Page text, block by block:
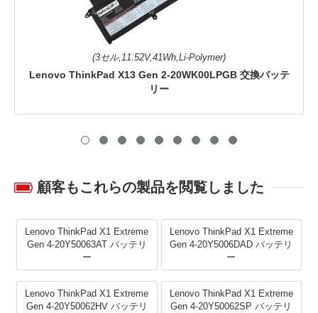
(3セル,11.52V,41Wh,Li-Polymer)
Lenovo ThinkPad X13 Gen 2-20WK00LPGB 交換バッテ
リー
顧客もこれらの製品を閲覧しました
Lenovo ThinkPad X1 Extreme
Gen 4-20Y50063AT バッテリ
ー
Lenovo ThinkPad X1 Extreme
Gen 4-20Y5006DAD バッテリ
ー
Lenovo ThinkPad X1 Extreme
Gen 4-20Y50062HV バッテリ
Lenovo ThinkPad X1 Extreme
Gen 4-20Y50062SP バッテリ